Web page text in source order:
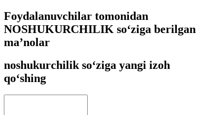
Foydalanuvchilar tomonidan
NOSHUKURCHILIK so‘ziga berilgan
ma’nolar
noshukurchilik so‘ziga yangi izoh
qo‘shing